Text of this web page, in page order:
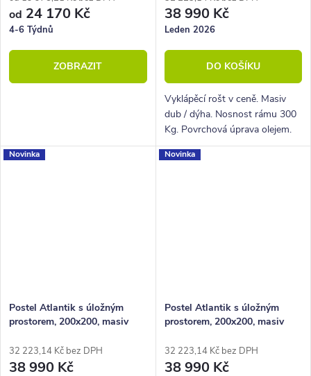
od 24 170 Kč
4-6 Týdnů
ZOBRAZIT
38 990 Kč
Leden 2026
DO KOŠÍKU
Vyklápěcí rošt v ceně. Masiv
dub / dýha. Nosnost rámu 300
Kg. Povrchová úprava olejem.
Novinka
Postel Atlantik s úložným
prostorem, 200x200, masiv
32 223,14 Kč bez DPH
38 990 Kč
Novinka
Postel Atlantik s úložným
prostorem, 200x200, masiv
32 223,14 Kč bez DPH
38 990 Kč